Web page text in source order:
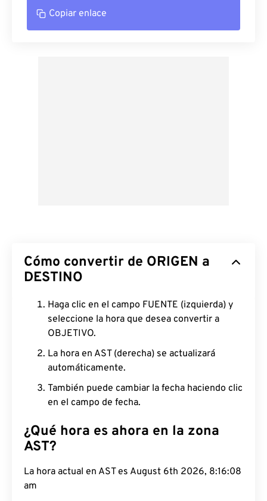
Copiar enlace
Cómo convertir de ORIGEN a
DESTINO
Haga clic en el campo FUENTE (izquierda) y
seleccione la hora que desea convertir a
OBJETIVO.
La hora en AST (derecha) se actualizará
automáticamente.
También puede cambiar la fecha haciendo clic
en el campo de fecha.
¿Qué hora es ahora en la zona
AST?
La hora actual en AST es August 6th 2026, 8:16:09
am